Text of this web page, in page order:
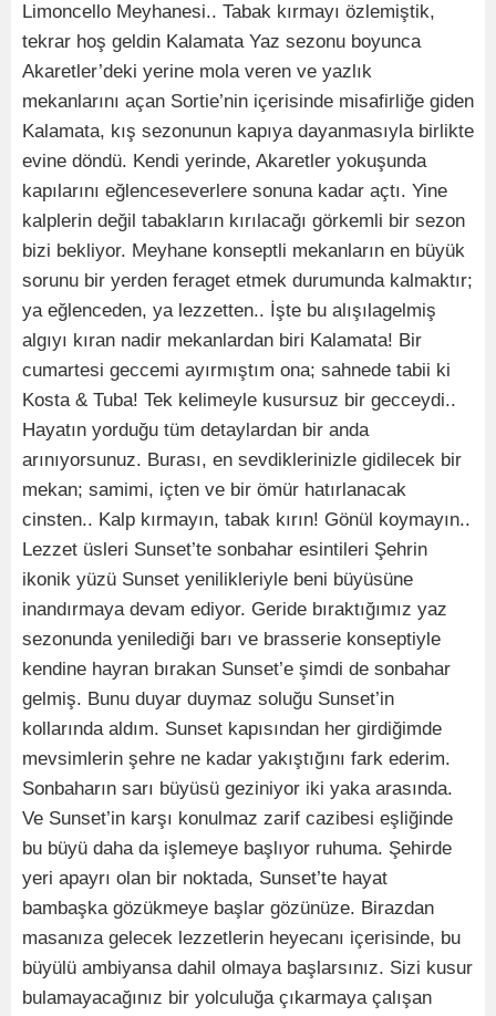
Limoncello Meyhanesi.. Tabak kırmayı özlemiştik,
tekrar hoş geldin Kalamata Yaz sezonu boyunca
Akaretler’deki yerine mola veren ve yazlık
mekanlarını açan Sortie’nin içerisinde misafirliğe giden
Kalamata, kış sezonunun kapıya dayanmasıyla birlikte
evine döndü. Kendi yerinde, Akaretler yokuşunda
kapılarını eğlenceseverlere sonuna kadar açtı. Yine
kalplerin değil tabakların kırılacağı görkemli bir sezon
bizi bekliyor. Meyhane konseptli mekanların en büyük
sorunu bir yerden feraget etmek durumunda kalmaktır;
ya eğlenceden, ya lezzetten.. İşte bu alışılagelmiş
algıyı kıran nadir mekanlardan biri Kalamata! Bir
cumartesi geccemi ayırmıştım ona; sahnede tabii ki
Kosta & Tuba! Tek kelimeyle kusursuz bir gecceydi..
Hayatın yorduğu tüm detaylardan bir anda
arınıyorsunuz. Burası, en sevdiklerinizle gidilecek bir
mekan; samimi, içten ve bir ömür hatırlanacak
cinsten.. Kalp kırmayın, tabak kırın! Gönül koymayın..
Lezzet üsleri Sunset’te sonbahar esintileri Şehrin
ikonik yüzü Sunset yenilikleriyle beni büyüsüne
inandırmaya devam ediyor. Geride bıraktığımız yaz
sezonunda yenilediği barı ve brasserie konseptiyle
kendine hayran bırakan Sunset’e şimdi de sonbahar
gelmiş. Bunu duyar duymaz soluğu Sunset’in
kollarında aldım. Sunset kapısından her girdiğimde
mevsimlerin şehre ne kadar yakıştığını fark ederim.
Sonbaharın sarı büyüsü geziniyor iki yaka arasında.
Ve Sunset’in karşı konulmaz zarif cazibesi eşliğinde
bu büyü daha da işlemeye başlıyor ruhuma. Şehirde
yeri apayrı olan bir noktada, Sunset’te hayat
bambaşka gözükmeye başlar gözünüze. Birazdan
masanıza gelecek lezzetlerin heyecanı içerisinde, bu
büyülü ambiyansa dahil olmaya başlarsınız. Sizi kusur
bulamayacağınız bir yolculuğa çıkarmaya çalışan